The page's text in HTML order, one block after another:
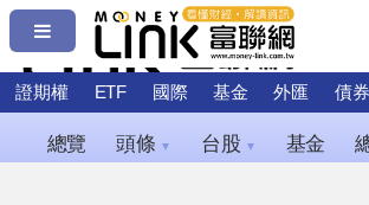
證期權 ETF 國際 基金 外匯 債券
總覽 頭條 ▼ 台股 ▼ 基金